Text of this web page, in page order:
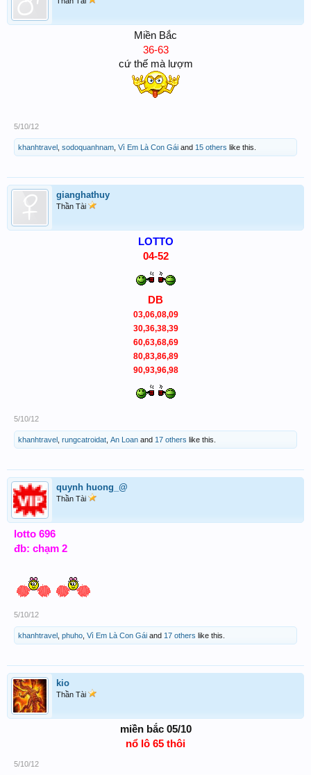
Miền Bắc
36-63
cứ thế mà lượm
5/10/12
khanhtravel sodoquanhnam Vì Em Là Con Gái and 15 others like this.
gianghathuy
Thần Tài
LOTTO
04-52
DB
03,06,08,09
30,36,38,39
60,63,68,69
80,83,86,89
90,93,96,98
5/10/12
khanhtravel rungcatroidat An Loan and 17 others like this.
quynh huong_@
Thần Tài
lotto 696
đb: chạm 2
5/10/12
khanhtravel phuho Vì Em Là Con Gái and 17 others like this.
kio
Thần Tài
miền bắc 05/10
nổ lô 65 thôi
5/10/12